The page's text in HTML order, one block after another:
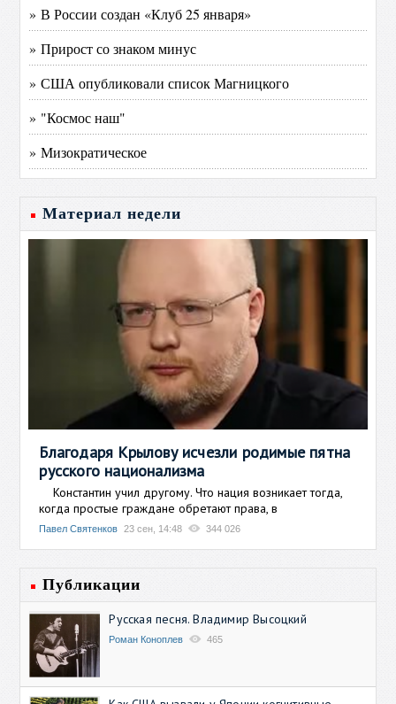
» В России создан «Клуб 25 января»
» Прирост со знаком минус
» США опубликовали список Магницкого
» "Космос наш"
» Мизократическое
Материал недели
Благодаря Крылову исчезли родимые пятна
русского национализма
Константин учил другому. Что нация возникает тогда,
когда простые граждане обретают права, в
Павел Святенков 23 сен, 14:48 344 026
Публикации
Русская песня. Владимир Высоцкий
Роман Коноплев 465